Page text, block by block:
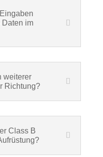
Daten im
weiterer
Richtung?
Class B